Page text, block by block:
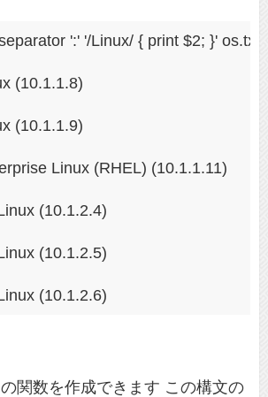
':' '/Linux/ { print $2; }' os.txt
(10.1.1.8)
(10.1.1.9)
Linux (RHEL) (10.1.1.11)
(10.1.2.4)
(10.1.2.5)
(10.1.2.6)
関数を作成できます この構文の